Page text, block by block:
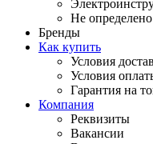
Не определено
Бренды
Как купить
Условия
Условия
Гарантия на
Компания
Реквизиты
Вакансии